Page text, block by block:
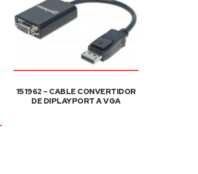
151962 – CABLE CONVERTIDOR
DE DIPLAYPORT A VGA